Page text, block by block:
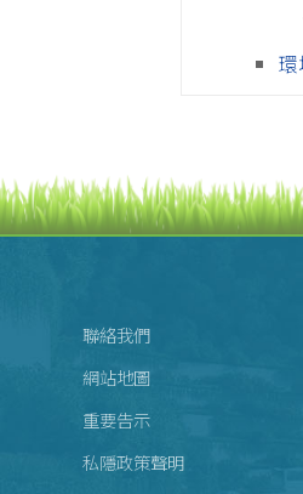
聯絡我們
網站地圖
重要告示
私隱政策聲明